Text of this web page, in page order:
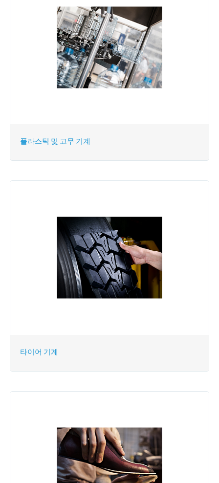
플라스틱 및 고무 기계
타이어 기계